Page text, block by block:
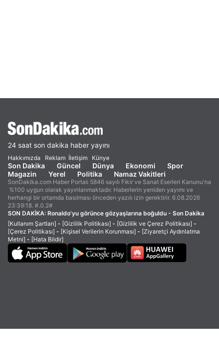
24 saat son dakika haber yayını
Hakkımızda Reklam İletişim Künye
Son Dakika Güncel Dünya Ekonomi
Spor
Magazin
Yerel Politika Namaz Vakitleri
SonDakika.com Haber Portalı 5846 sayılı Fikir ve Sanat Eserleri Kanunu'na
%100 uygun olarak yayınlanmaktadır. Haberlerin yeniden yayımı ve
herhangi bir ortamda basılması önceden yazılı izin gerektirir. 6.08.2026
23:39:18. #.0.2#
SON DAKİKA: Ronaldo'yu görünce gözyaşlarına boğuldu - Son Dakika
[Kullanım Şartları] - [Gizlilik Politikası] - [Gizlilik ve Çerez Politikası] -
[Çerez Politikası] - [Kişisel Verilerin Korunması] - [Ziyaretçi Aydınlatma
Metni] - [Hata Bildir]